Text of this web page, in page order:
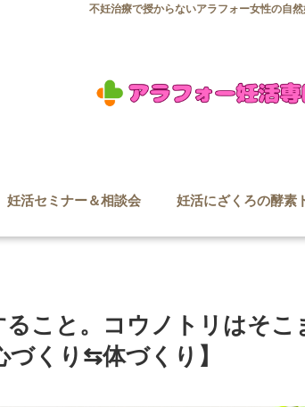
不妊治療で授からないアラフォー女性の自
妊活セミナー＆相談会 妊活にざくろの酵素
こと。コウノトリはそこ
くり⇆体づくり】